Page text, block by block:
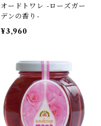
オードトワレ -ローズガー
デンの香り-
¥3,960